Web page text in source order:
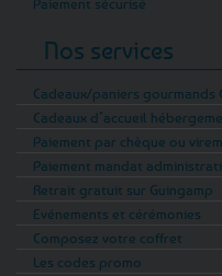
Paiement sécurisé
Nos services
Cadeaux/paniers gourmands
Cadeaux d’accueil
Paiement par chèque ou
Paiement mandat
Retrait gratuit sur Guingamp
Evénements et cérémonies
Composez votre coffret
Les codes promo